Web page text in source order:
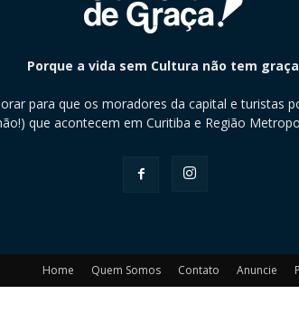
Porque a vida sem Cultura não tem
para que os moradores da capital e turistas
que acontecem em Curitiba e Região
Home Quem Somos Contato Anuncie